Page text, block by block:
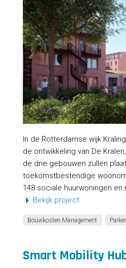
In de Rotterdamse wijk
de ontwikkeling van De
de drie gebouwen zullen
toekomstbestendige
148 sociale huurwoningen
Bekijk project
Bouwkosten Management
Smart Mobility